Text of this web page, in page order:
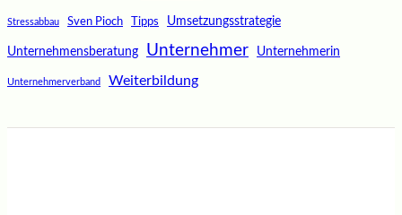
Stressabbau Sven Pioch Tipps Umsetzungsstrategie
Unternehmensberatung Unternehmer Unternehmerin
Unternehmerverband Weiterbildung